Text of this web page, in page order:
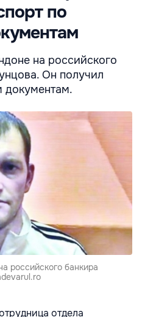
по
на российского
Он получил
документам.
российского банкира
отдела